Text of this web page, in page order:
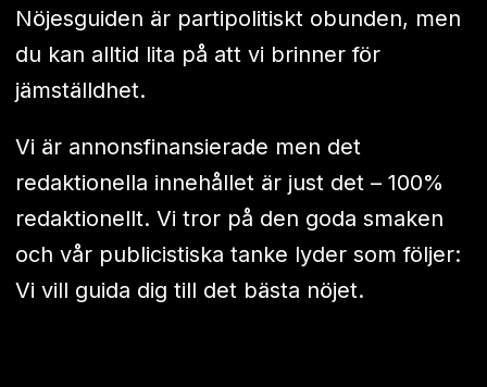
Nöjesguiden är partipolitiskt obunden, men
du kan alltid lita på att vi brinner för
jämställdhet.
Vi är annonsfinansierade men det
redaktionella innehållet är just det – 100%
redaktionellt. Vi tror på den goda smaken
och vår publicistiska tanke lyder som följer:
Vi vill guida dig till det bästa nöjet.